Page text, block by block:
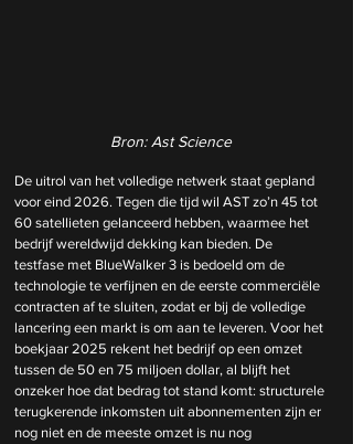
Bron: Ast Science
De uitrol van het volledige netwerk staat gepland
voor eind 2026. Tegen die tijd wil AST zo’n 45 tot
60 satellieten gelanceerd hebben, waarmee het
bedrijf wereldwijd dekking kan bieden. De
testfase met BlueWalker 3 is bedoeld om de
technologie te verfijnen en de eerste commerciële
contracten af te sluiten, zodat er bij de volledige
lancering een markt is om aan te leveren. Voor het
boekjaar 2025 rekent het bedrijf op een omzet
tussen de 50 en 75 miljoen dollar, al blijft het
onzeker hoe dat bedrag tot stand komt: structurele
terugkerende inkomsten uit abonnementen zijn er
nog niet en de meeste omzet is nu nog